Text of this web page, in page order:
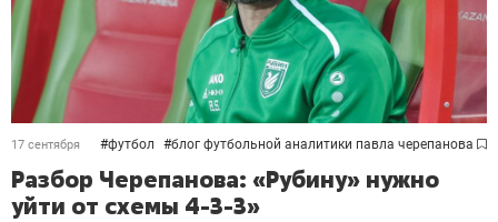
17 сентября #футбол #блог футбольной аналитики павла черепанова
Разбор Черепанова: «Рубину» нужно
уйти от схемы 4-3-3»